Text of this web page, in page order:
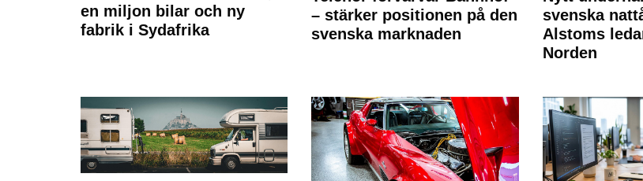
en miljon bilar och ny
fabrik i Sydafrika
– stärker positionen på den
svenska marknaden
svenska
Alstoms
Norden